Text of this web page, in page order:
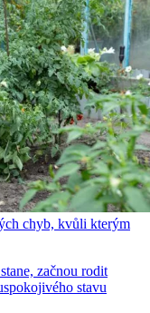
chyb, kvůli kterým
začnou rodit
stavu